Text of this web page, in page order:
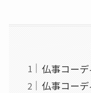
仏事コー
仏事コー